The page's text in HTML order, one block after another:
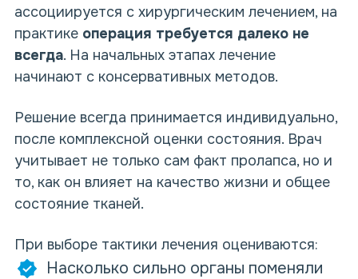
ассоциируется с хирургическим лечением, на
практике операция требуется далеко не
всегда. На начальных этапах лечение
начинают с консервативных методов.
Решение всегда принимается индивидуально,
после комплексной оценки состояния. Врач
учитывает не только сам факт пролапса, но и
то, как он влияет на качество жизни и общее
состояние тканей.
При выборе тактики лечения оцениваются:
Насколько сильно органы поменяли